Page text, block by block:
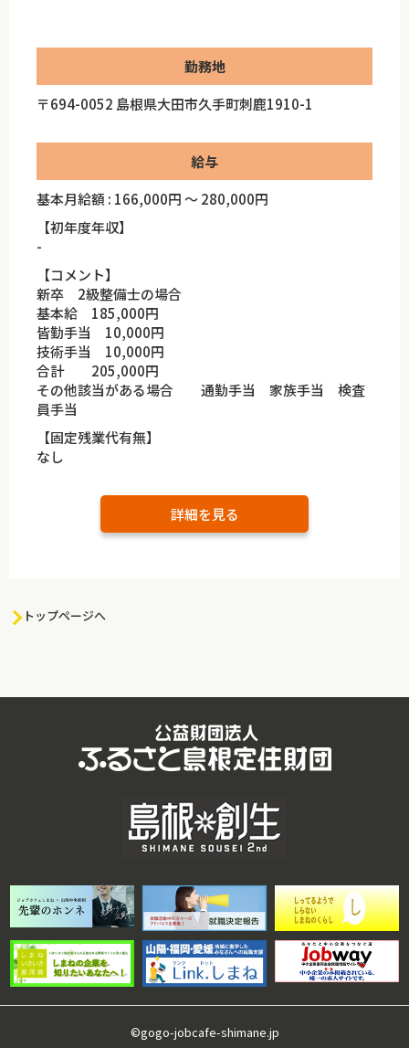
勤務地
〒694-0052 島根県大田市久手町刺鹿1910-1
給与
基本月給額 : 166,000円 ～ 280,000円
【初年度年収】
-
【コメント】
新卒 2級整備士の場合
基本給 185,000円
皆勤手当 10,000円
技術手当 10,000円
合計 205,000円
その他該当がある場合 通勤手当 家族手当 検査
員手当
【固定残業代有無】
なし
詳細を見る
トップページへ
©gogo-jobcafe-shimane.jp